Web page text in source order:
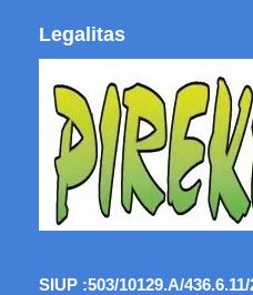
Legalitas
SIUP :503/10129.A/